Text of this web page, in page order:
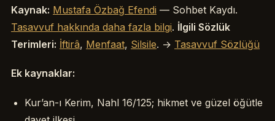
Kaynak: Mustafa Özbağ Efendi — Sohbet Kaydı.
Tasavvuf hakkında daha fazla bilgi. İlgili Sözlük
Terimleri: İftirâ, Menfaat, Silsile. → Tasavvuf Sözlüğü
Ek kaynaklar:
Kur’an-ı Kerim, Nahl 16/125; hikmet ve güzel öğütle